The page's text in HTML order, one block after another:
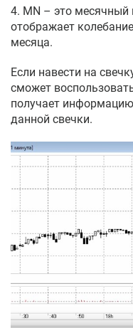
4. MN – это месячный
отображает
месяца.
Если навести на
сможет
получает
данной свечки.